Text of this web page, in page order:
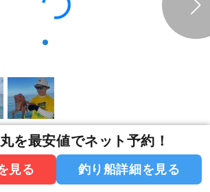
を最安値でネット予約！
見る 釣り船詳細を見る
7月12日（日）中潮
最大3.00kg